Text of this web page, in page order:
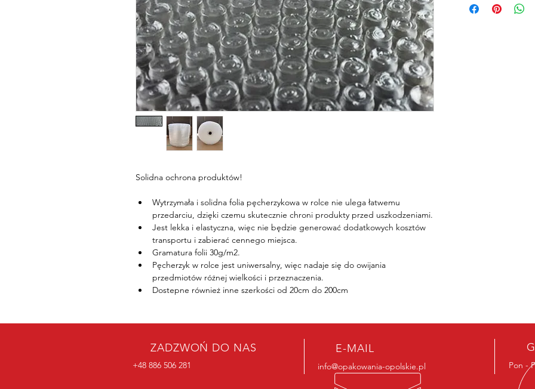
Solidna ochrona produktów!
Wytrzymała i solidna folia pęcherzykowa w rolce nie ulega łatwemu
przedarciu, dzięki czemu skutecznie chroni produkty przed uszkodzeniami.
Jest lekka i elastyczna, więc nie będzie generować dodatkowych kosztów
transportu i zabierać cennego miejsca.
Gramatura folii 30g/m2.
Pęcherzyk w rolce jest uniwersalny, więc nadaje się do owijania
przedmiotów różnej wielkości i przeznaczenia.
Dostepne również inne szerkości od 20cm do 200cm
ZADZWOŃ DO NAS
+48 886 506 281
E-MAIL
info@opakowania-opolskie.pl Pon -